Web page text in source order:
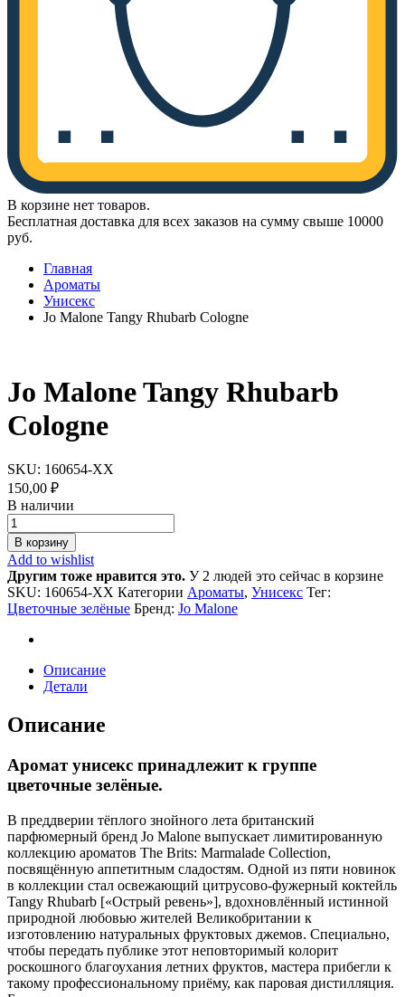
В корзине нет товаров.
Бесплатная доставка для всех заказов на сумму свыше 10000
руб.
Главная
Ароматы
Унисекс
Jo Malone Tangy Rhubarb Cologne
Jo Malone Tangy Rhubarb
Cologne
SKU: 160654-XX
150,00 ₽
В наличии
Jo
Malone
Tangy
Rhubarb
Cologne
quantity
В корзину
Add to wishlist
Другим тоже нравится это. У 2 людей это сейчас в корзине
SKU: 160654-XX Категории Ароматы, Унисекс Тег:
Цветочные зелёные Бренд: Jo Malone
Описание
Детали
Описание
Аромат унисекс принадлежит к группе
цветочные зелёные.
В преддверии тёплого знойного лета британский
парфюмерный бренд Jo Malone выпускает лимитированную
коллекцию ароматов The Brits: Marmalade Collection,
посвящённую аппетитным сладостям. Одной из пяти новинок
в коллекции стал освежающий цитрусово-фужерный коктейль
Tangy Rhubarb [«Острый ревень»], вдохновлённый истинной
природной любовью жителей Великобритании к
изготовлению натуральных фруктовых джемов. Специально,
чтобы передать публике этот неповторимый колорит
роскошного благоухания летних фруктов, мастера прибегли к
такому профессиональному приёму, как паровая дистилляция.